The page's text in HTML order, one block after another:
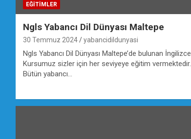
EĞİTİMLER
Ngls Yabancı Dil Dünyası Maltepe
30 Temmuz 2024 yabancidildunyasi
Ngls Yabancı Dil Dünyası Maltepe’de bulunan İngilizce
Kursumuz sizler için her seviyeye eğitim vermektedir.
Bütün yabancı…